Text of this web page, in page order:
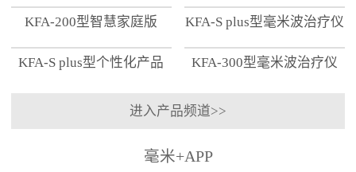
KFA-200型智慧家庭版 KFA-S plus型毫米波治疗仪
KFA-S plus型个性化产品
KFA-300型毫米波治疗仪
进入产品频道>>
毫米+APP